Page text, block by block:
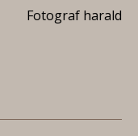
Fotograf harald